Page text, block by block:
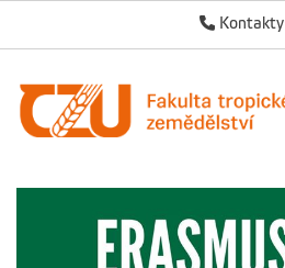
Kontakty